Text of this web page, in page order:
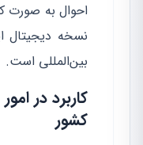
احوال به صورت
نسخه دیجیتال
بین‌المللی است.
کاربرد در
کشور